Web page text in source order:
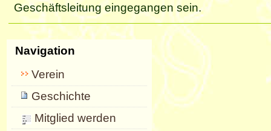
Geschäftsleitung eingegangen sein.
Navigation
Verein
Geschichte
Mitglied werden